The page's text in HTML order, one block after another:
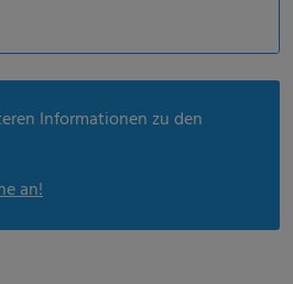
Informationen zu den
an!